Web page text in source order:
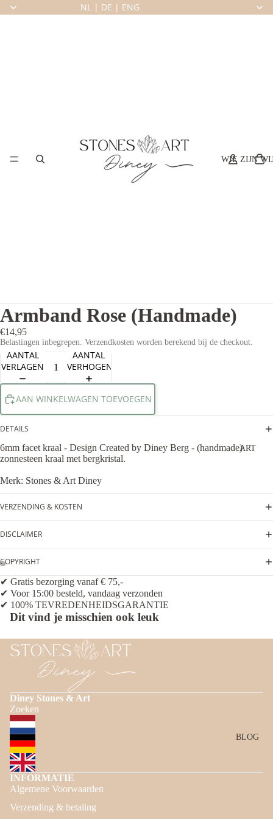
NL| DE | ENG
WIE ZIJN
ART
BLOG
Armband Rose (Handmade)
€14,95
Belastingen inbegrepen. Verzendkosten worden berekend bij de checkout.
AANTAL
VERLAGEN
AANTAL
VERHOGEN
AAN WINKELWAGEN TOEVOEGEN
DETAILS
6mm facet kraal - Design Created by Diney Berg - (handmade)
zonnesteen kraal met bergkristal.
Merk: Stones & Art Diney
VERZENDING & KOSTEN
DISCLAIMER
COPYRIGHT
✔ Gratis bezorging vanaf € 75,-
✔ Voor 15:00 besteld, vandaag verzonden
✔ 100% TEVREDENHEIDSGARANTIE
Dit vind je misschien ook leuk
Diney Stones & Art
Zoeken
INFORMATIE
Algemene Voorwaarden
Verzending & betaling
Privacybeleid
Terugbetalingsbeleid